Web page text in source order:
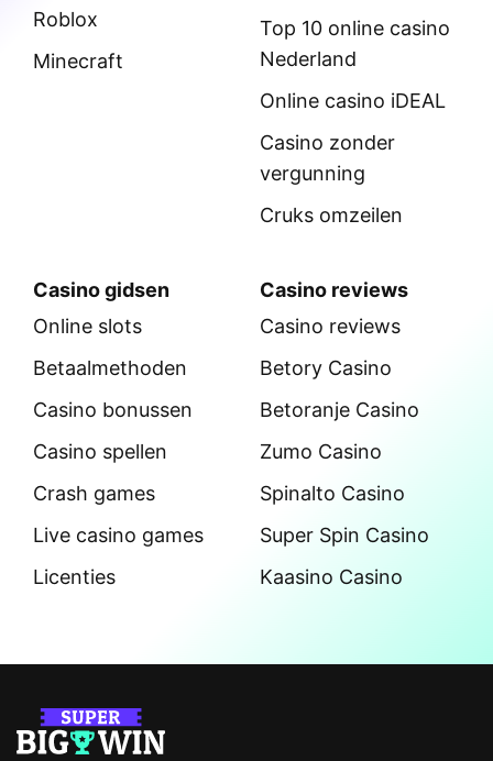
Roblox
Minecraft
Top 10 online casino
Nederland
Online casino iDEAL
Casino zonder
vergunning
Cruks omzeilen
Casino gidsen
Online slots
Betaalmethoden
Casino bonussen
Casino spellen
Crash games
Live casino games
Licenties
Casino reviews
Casino reviews
Betory Casino
Betoranje Casino
Zumo Casino
Spinalto Casino
Super Spin Casino
Kaasino Casino